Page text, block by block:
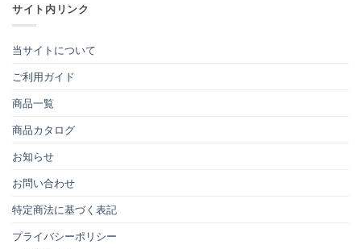
サイト内リンク
当サイトについて
ご利用ガイド
商品一覧
商品カタログ
お知らせ
お問い合わせ
特定商法に基づく表記
プライバシーポリシー